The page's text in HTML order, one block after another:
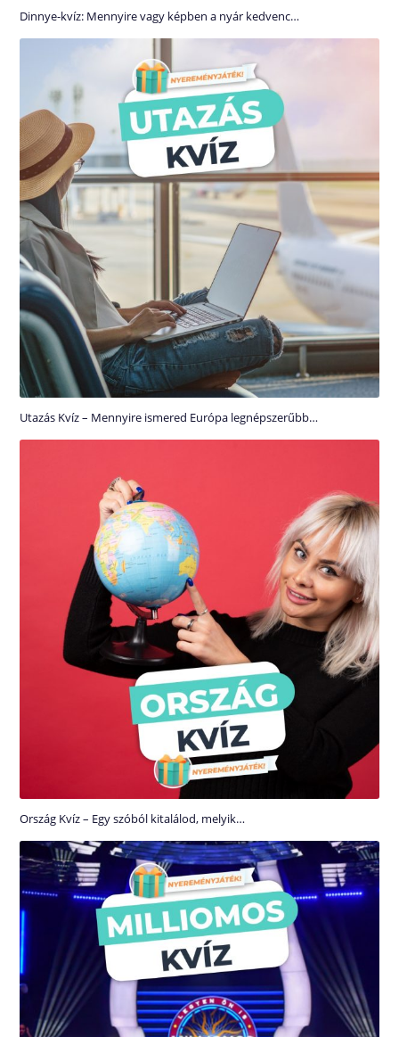
Dinnye-kvíz: Mennyire vagy képben a nyár kedvenc…
Utazás Kvíz – Mennyire ismered Európa legnépszerűbb…
Ország Kvíz – Egy szóból kitalálod, melyik…